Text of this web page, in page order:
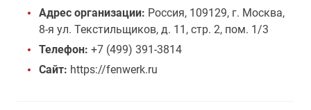
Адрес организации: Россия, 109129, г. Москва,
8-я ул. Текстильщиков, д. 11, стр. 2, пом. 1/3
Телефон: +7 (499) 391-3814
Сайт: https://fenwerk.ru